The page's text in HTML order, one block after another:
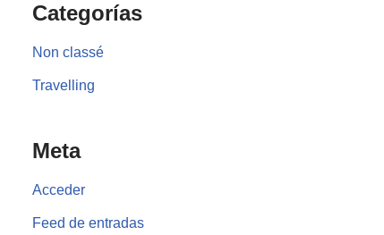
Categorías
Non classé
Travelling
Meta
Acceder
Feed de entradas